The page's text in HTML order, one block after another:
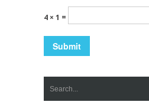
4 × 1 =